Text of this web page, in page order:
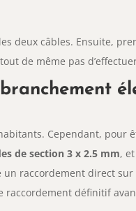
deux câbles. Ensuite,
de même pas
Cependant, pour
de section 3 x 2.5 mm,
un raccordement direct
définitif